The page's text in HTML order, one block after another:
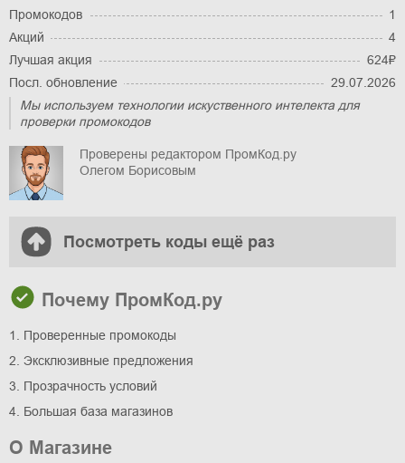
Промокодов
1
Акций
4
Лучшая акция
624₽
Посл. обновление
29.07.2026
Мы используем технологии искуственного интелекта для
проверки промокодов
Проверены редактором ПромКод.ру
Олегом Борисовым
Посмотреть коды ещё раз
Почему ПромКод.ру
1. Проверенные промокоды
2. Эксклюзивные предложения
3. Прозрачность условий
4. Большая база магазинов
О Магазине